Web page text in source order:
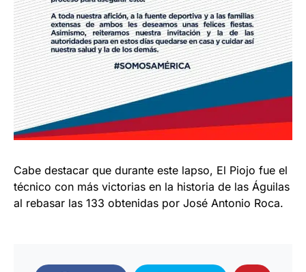
Cabe destacar que durante este lapso, El Piojo fue el
técnico con más victorias en la historia de las Águilas
al rebasar las 133 obtenidas por José Antonio Roca.